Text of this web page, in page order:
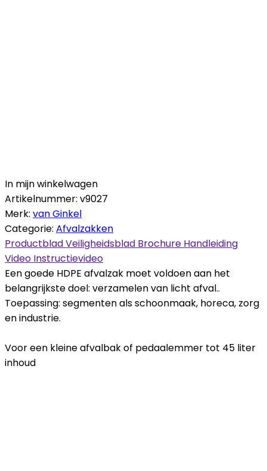
In mijn winkelwagen
Artikelnummer: v9027
Merk: van Ginkel
Categorie: Afvalzakken
ProductbladVeiligheidsblad Brochure Handleiding
Video Instructievideo
Een goede HDPE afvalzak moet voldoen aan het
belangrijkste doel: verzamelen van licht afval..
Toepassing: segmenten als schoonmaak, horeca, zorg
en industrie.
Voor een kleine afvalbak of pedaalemmer tot 45 liter
inhoud